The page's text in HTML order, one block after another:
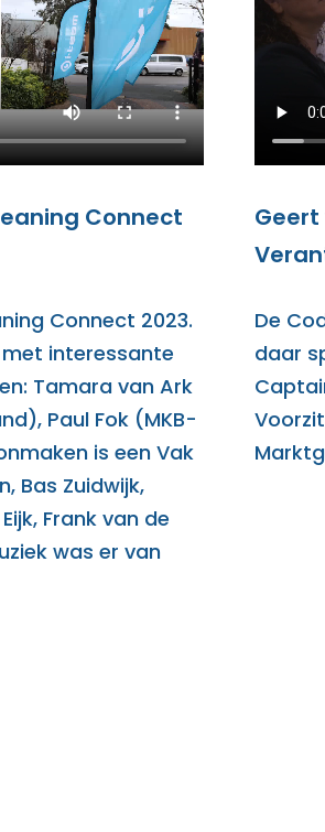
Connect
Connect 2023.
interessante
Tamara van Ark
Paul Fok (MKB-
is een Vak
Bas Zuidwijk,
Frank van de
was er van
Geert
De
daar